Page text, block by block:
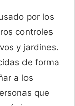
por los
controles
y jardines.
de forma
a los
que